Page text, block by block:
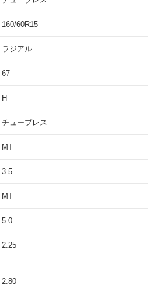
160/60R15
ラジアル
67
H
チューブレス
MT
3.5
MT
5.0
2.25
2.80